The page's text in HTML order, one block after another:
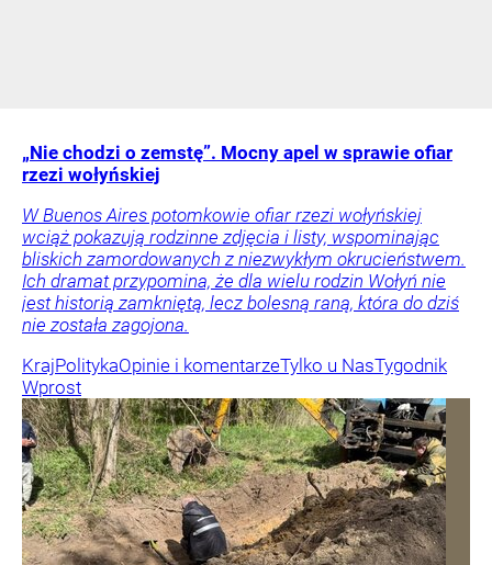
„Nie chodzi o zemstę”. Mocny apel w sprawie ofiar
rzezi wołyńskiej
W Buenos Aires potomkowie ofiar rzezi wołyńskiej
wciąż pokazują rodzinne zdjęcia i listy, wspominając
bliskich zamordowanych z niezwykłym okrucieństwem.
Ich dramat przypomina, że dla wielu rodzin Wołyń nie
jest historią zamkniętą, lecz bolesną raną, która do dziś
nie została zagojona.
KrajPolitykaOpinie i komentarzeTylko u NasTygodnik
Wprost